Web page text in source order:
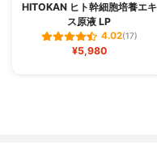
HITOKAN ヒト幹細胞培養エキ
ス原液 LP
4.02(17)
¥5,980